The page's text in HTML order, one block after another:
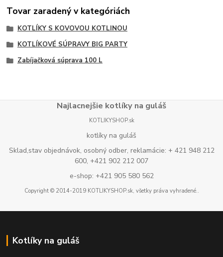
Tovar zaradený v kategóriách
KOTLÍKY S KOVOVOU KOTLINOU
KOTLÍKOVÉ SÚPRAVY BIG PARTY
Zabíjačková súprava 100 L
Najlacnejšie kotlíky na guláš
KOTLIKYSHOP.sk
kotlíky na guláš
Sklad,stav objednávok, osobný odber, reklamácie: + 421 948 212
600, +421 902 212 007
e-shop: +421 905 580 562
Copyright © 2014-2019 KOTLIKYSHOP.sk, všetky práva vyhradené..
Kotlíky na guláš